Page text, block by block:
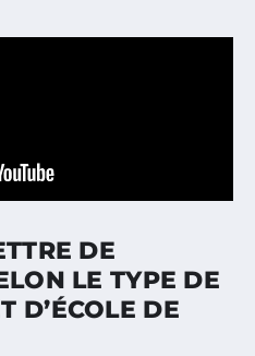
DE
LE TYPE DE
D’ÉCOLE DE